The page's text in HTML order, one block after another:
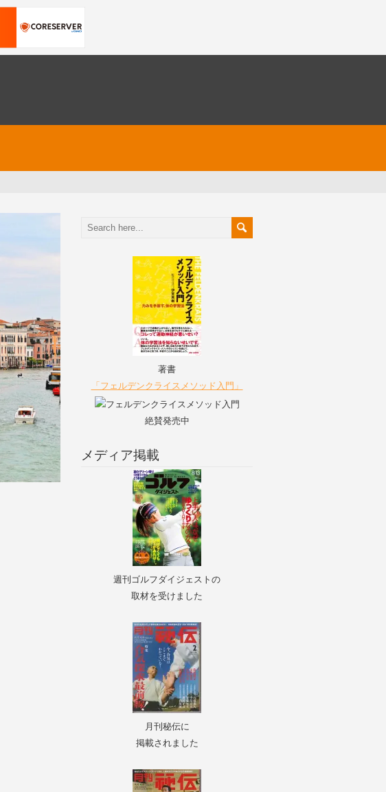
著書
「フェルデンクライスメソッド入門」
絶賛発売中
メディア掲載
週刊ゴルフダイジェストの
取材を受けました
月刊秘伝に
掲載されました